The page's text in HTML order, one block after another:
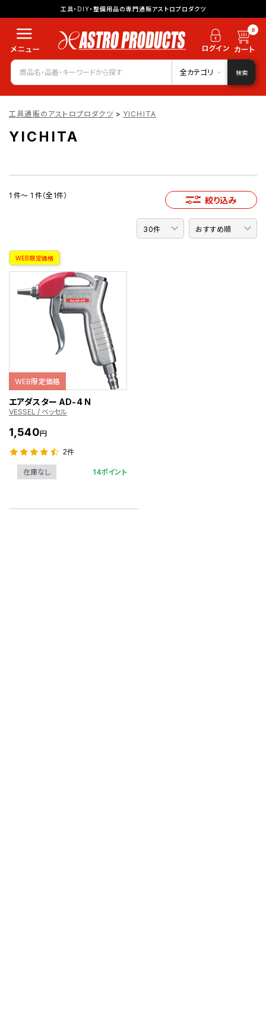
工具・DIY・整備用品の専門通販アストロプロダクツ
0
全カテゴリ 検索
工具通販のアストロプロダクツ > YICHITA
YICHITA
1 件～ 1 件（全1件） 絞り込み
WEB限定価格
WEB限定価格
エアダスター AD-4 N
VESSEL / ベッセル
1,540円
2件
在庫なし 14ポイント